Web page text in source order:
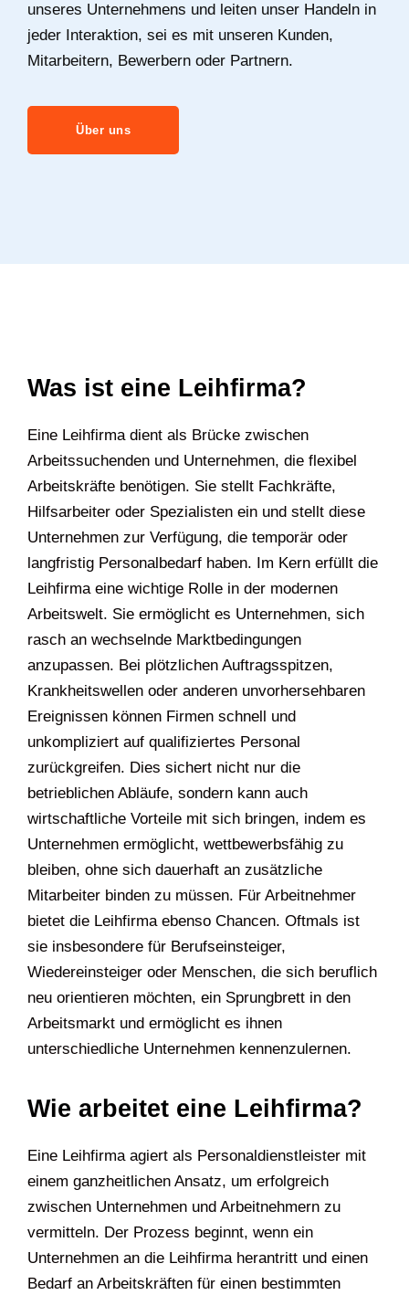
unseres Unternehmens und leiten unser Handeln in
jeder Interaktion, sei es mit unseren Kunden,
Mitarbeitern, Bewerbern oder Partnern.
Über uns
Was ist eine Leihfirma?
Eine Leihfirma dient als Brücke zwischen
Arbeitssuchenden und Unternehmen, die flexibel
Arbeitskräfte benötigen. Sie stellt Fachkräfte,
Hilfsarbeiter oder Spezialisten ein und stellt diese
Unternehmen zur Verfügung, die temporär oder
langfristig Personalbedarf haben. Im Kern erfüllt die
Leihfirma eine wichtige Rolle in der modernen
Arbeitswelt. Sie ermöglicht es Unternehmen, sich
rasch an wechselnde Marktbedingungen
anzupassen. Bei plötzlichen Auftragsspitzen,
Krankheitswellen oder anderen unvorhersehbaren
Ereignissen können Firmen schnell und
unkompliziert auf qualifiziertes Personal
zurückgreifen. Dies sichert nicht nur die
betrieblichen Abläufe, sondern kann auch
wirtschaftliche Vorteile mit sich bringen, indem es
Unternehmen ermöglicht, wettbewerbsfähig zu
bleiben, ohne sich dauerhaft an zusätzliche
Mitarbeiter binden zu müssen. Für Arbeitnehmer
bietet die Leihfirma ebenso Chancen. Oftmals ist
sie insbesondere für Berufseinsteiger,
Wiedereinsteiger oder Menschen, die sich beruflich
neu orientieren möchten, ein Sprungbrett in den
Arbeitsmarkt und ermöglicht es ihnen
unterschiedliche Unternehmen kennenzulernen.
Wie arbeitet eine Leihfirma?
Eine Leihfirma agiert als Personaldienstleister mit
einem ganzheitlichen Ansatz, um erfolgreich
zwischen Unternehmen und Arbeitnehmern zu
vermitteln. Der Prozess beginnt, wenn ein
Unternehmen an die Leihfirma herantritt und einen
Bedarf an Arbeitskräften für einen bestimmten